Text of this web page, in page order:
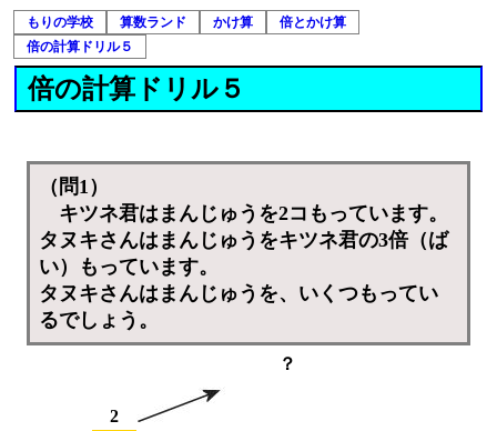
もりの学校 算数ランド かけ算
倍とかけ算
倍の計算ドリル５
倍の計算ドリル５
（問1）
キツネ君はまんじゅうを2コもっています。
タヌキさんはまんじゅうをキツネ君の3倍（ば
い）もっています。
タヌキさんはまんじゅうを、いくつもってい
るでしょう。
？
2